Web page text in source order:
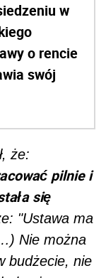
w
o rencie
swój
że:
pilnie i
się
"Ustawa ma
Nie można
budżecie, nie